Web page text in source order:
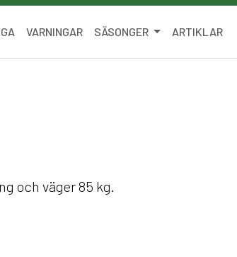
VARNINGAR SÄSONGER ARTIKLAR
och väger 85 kg.